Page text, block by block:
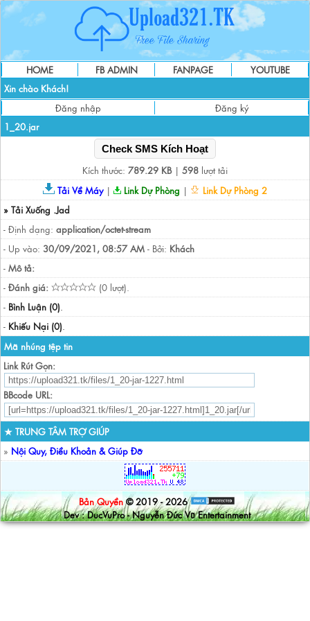
HOME FB ADMIN FANPAGE
YOUTUBE
Xin chào Khách!
Đăng nhập
Đăng ký
1_20.jar
Check SMS Kích Hoạt
Kích thước: 789.29 KB| 598 lượt tải
Tải Về Máy| Link Dự Phòng |
Link Dự Phòng 2
» Tải Xuống .Jad
- Định dạng: application/octet-stream
- Up vào: 30/09/2021, 08:57 AM - Bởi: Khách
- Mô tả:
- Đánh giá:
(0 lượt).
- Bình Luận (0).
- Khiếu Nại (0).
Mã nhúng tệp tin
Link Rút Gọn:
BBcode URL:
★ TRUNG TÂM TRỢ GIÚP
» Nội Quy, Điều Khoản & Giúp Đỡ
Bản Quyền © 2019 - 2026
Dev : DucVuPro - Nguyễn Đức Vũ Entertainment